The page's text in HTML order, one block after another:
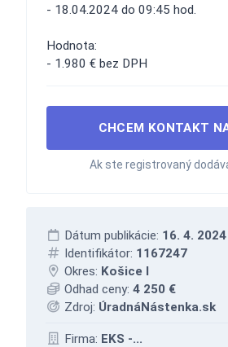
- 18.04.2024 do 09:45 hod.
Hodnota:
- 1.980 € bez DPH
CHCEM KONTAKT
Ak ste registrovaný
Dátum publikácie: 16. 4.
Identifikátor: 1167247
Okres: Košice I
Odhad ceny: 4 250 €
Zdroj: ÚradnáNástenka.sk
Firma: EKS -...